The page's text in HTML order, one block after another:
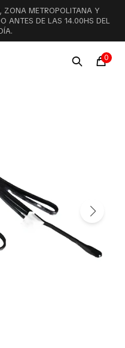
ZONA METROPOLITANA Y
ANTES DE LAS 14.00HS DEL
0
MI CUENTA